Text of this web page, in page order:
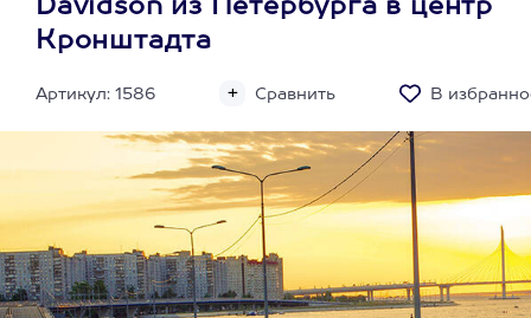
Davidson из Петербурга в центр
Кронштадта
Артикул: 1586 Сравнить В